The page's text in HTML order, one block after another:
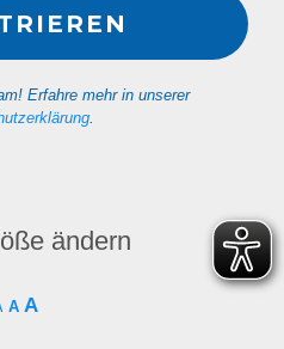
Erfahre mehr in unserer
.
ändern
A A